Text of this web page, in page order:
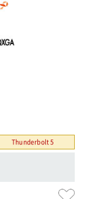
Thunderbolt 5